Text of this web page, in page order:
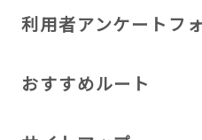
利用者アンケートフ
おすすめルート